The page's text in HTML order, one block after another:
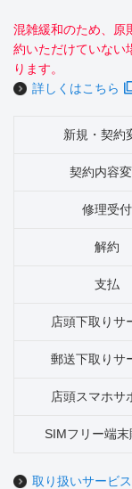
混雑緩和のため、原
約いただけていない
ります。
詳しくはこちら
新規・契約
契約内容
修理受付
解約
支払
店頭下取りサ
郵送下取りサ
店頭スマホサ
SIMフリー端末
取り扱いサービ